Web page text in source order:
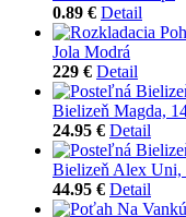
0.89 € Detail
Jola Modrá
229 € Detail
Bielizeň Magda,
24.95 € Detail
Bielizeň Alex Uni,
44.95 € Detail